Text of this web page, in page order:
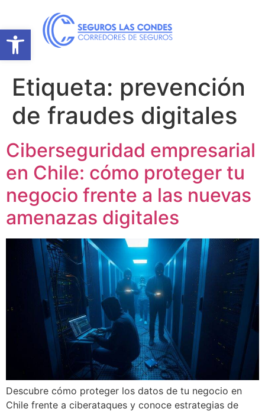
Abrir barra de herramientas
Etiqueta: prevención
de fraudes digitales
Ciberseguridad empresarial
en Chile: cómo proteger tu
negocio frente a las nuevas
amenazas digitales
Descubre cómo proteger los datos de tu negocio en
Chile frente a ciberataques y conoce estrategias de